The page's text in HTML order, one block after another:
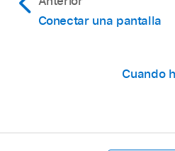
Conectar una pantalla
Cuando